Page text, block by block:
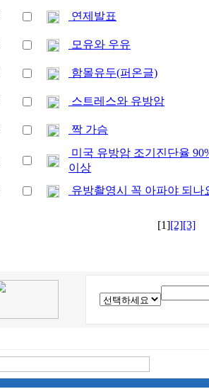
연제발표
모유와 우유
함몰유두(퍼온글)
스트레스와 유방암
짝 가슴
미국 유방암 조기진단율
이상
유방촬영시 꼭 아파야 되나
[1][2][3]